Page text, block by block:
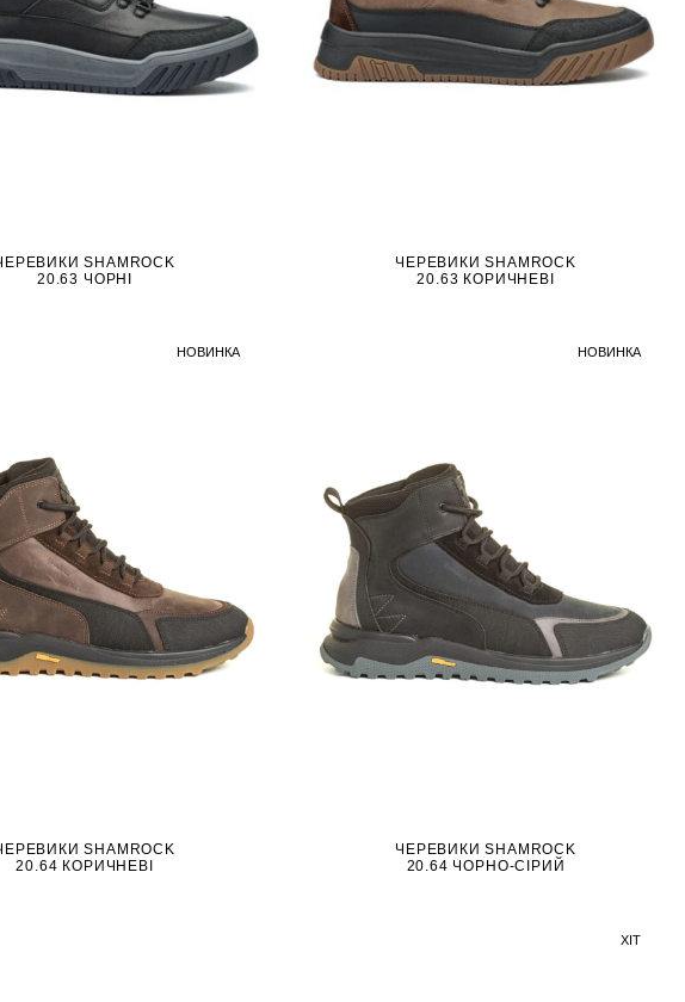
SHAMROCK
20.63 ЧОРНІ
ЧЕРЕВИКИ SHAMROCK
20.63 КОРИЧНЕВІ
НОВИНКА
SHAMROCK
20.64 КОРИЧНЕВІ
НОВИНКА
ЧЕРЕВИКИ SHAMROCK
20.64 ЧОРНО-СІРИЙ
ХІТ